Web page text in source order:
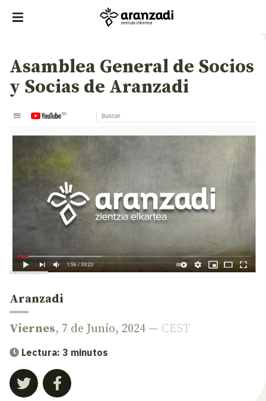
Asamblea General de Socios
y Socias de Aranzadi
Aranzadi
Viernes, 7 de Junio, 2024 — CEST
Lectura: 3 minutos